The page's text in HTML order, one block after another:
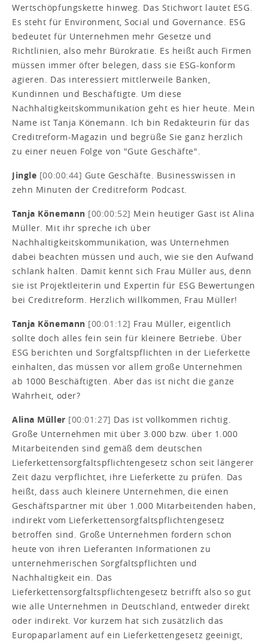
Wertschöpfungskette hinweg. Das Stichwort lautet ESG.
Es steht für Environment, Social und Governance. ESG
bedeutet für Unternehmen mehr Gesetze und
Richtlinien, also mehr Bürokratie. Es heißt auch Firmen
müssen immer öfter belegen, dass sie ESG-konform
agieren. Das interessiert mittlerweile Banken,
Kundinnen und Beschäftigte. Um diese
Nachhaltigkeitskommunikation geht es hier heute. Mein
Name ist Tanja Könemann. Ich bin Redakteurin für das
Creditreform-Magazin und begrüße Sie ganz herzlich
zu einer neuen Folge von "Gute Geschäfte".
Jingle [00:00:44] Gute Geschäfte. Businesswissen in
zehn Minuten der Creditreform Podcast.
Tanja Könemann [00:00:52] Mein heutiger Gast ist Alina
Müller. Mit ihr spreche ich über
Nachhaltigkeitskommunikation, was Unternehmen
dabei beachten müssen und auch, wie sie den Aufwand
schlank halten. Damit kennt sich Frau Müller aus, denn
sie ist Projektleiterin und Expertin für ESG Bewertungen
bei Creditreform. Herzlich willkommen, Frau Müller!
Tanja Könemann [00:01:12] Frau Müller, eigentlich
sollte doch alles fein sein für kleinere Betriebe. Über
ESG berichten und Sorgfaltspflichten in der Lieferkette
einhalten, das müssen vor allem große Unternehmen
ab 1000 Beschäftigten. Aber das ist nicht die ganze
Wahrheit, oder?
Alina Müller [00:01:27] Das ist vollkommen richtig.
Große Unternehmen mit über 3.000 bzw. über 1.000
Mitarbeitenden sind gemäß dem deutschen
Lieferkettensorgfaltspflichtengesetz schon seit längerer
Zeit dazu verpflichtet, ihre Lieferkette zu prüfen. Das
heißt, dass auch kleinere Unternehmen, die einen
Geschäftspartner mit über 1.000 Mitarbeitenden haben,
indirekt vom Lieferkettensorgfaltspflichtengesetz
betroffen sind. Große Unternehmen fordern schon
heute von ihren Lieferanten Informationen zu
unternehmerischen Sorgfaltspflichten und
Nachhaltigkeit ein. Das
Lieferkettensorgfaltspflichtengesetz betrifft also so gut
wie alle Unternehmen in Deutschland, entweder direkt
oder indirekt. Vor kurzem hat sich zusätzlich das
Europaparlament auf ein Lieferkettengesetz geeinigt,